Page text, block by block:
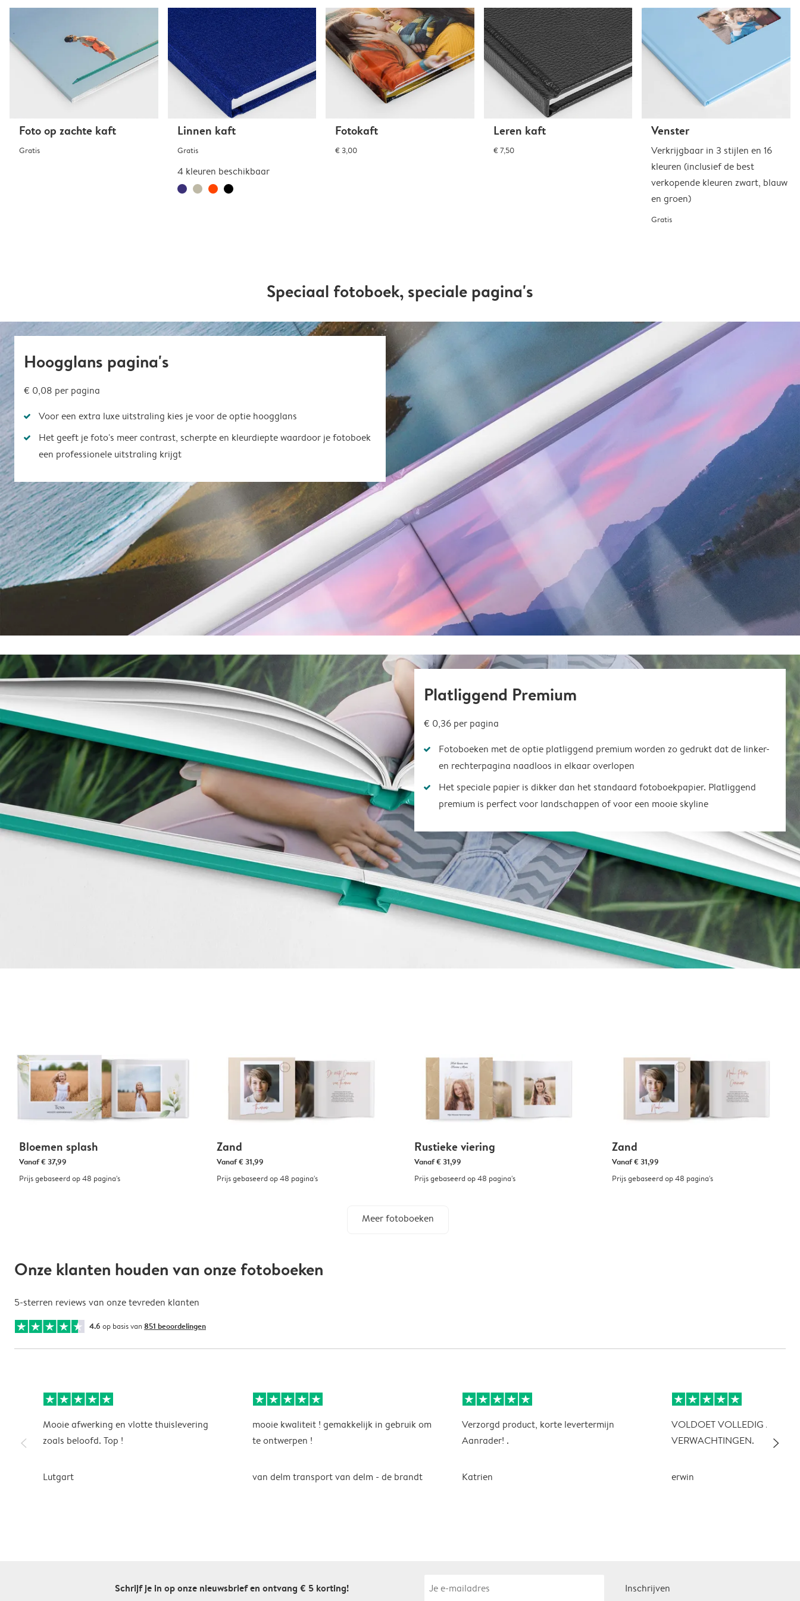
Foto op zachte kaft
Gratis
Linnen kaft
Gratis
4 kleuren beschikbaar
Fotokaft
€ 3,00
Leren kaft
€ 7,50
Venster
Verkrijgbaar in 3 stijlen en 16
kleuren (inclusief de best
verkopende kleuren zwart, blauw
en groen)
Gratis
Speciaal fotoboek, speciale pagina's
Hoogglans pagina's
€ 0,08 per pagina
Voor een extra luxe uitstraling kies je voor de optie hoogglans
Het geeft je foto's meer contrast, scherpte en kleurdiepte waardoor je fotoboek
een professionele uitstraling krijgt
Platliggend Premium
€ 0,36 per pagina
Fotoboeken met de optie platliggend premium worden zo gedrukt dat de linker-
en rechterpagina naadloos in elkaar overlopen
Het speciale papier is dikker dan het standaard fotoboekpapier. Platliggend
premium is perfect voor landschappen of voor een mooie skyline
Bloemen splash
Vanaf€ 37,99
Prijs gebaseerd op 48 pagina's
Zand
Vanaf€ 31,99
Prijs gebaseerd op 48 pagina's
Rustieke viering
Vanaf€ 31,99
Prijs gebaseerd op 48 pagina's
Zand
Vanaf€ 31,99
Prijs gebaseerd op 48 pagina's
Meer fotoboeken
Onze klanten houden van onze fotoboeken
5-sterren reviews van onze tevreden klanten
4.6 op basis van 851 beoordelingen
slim_arrow_left
Mooie afwerking en vlotte thuislevering
zoals beloofd. Top !
Lutgart
mooie kwaliteit ! gemakkelijk in gebruik om
te ontwerpen !
van delm transport van delm - de brandt
Verzorgd product, korte levertermijn
Aanrader! .
Katrien
VOLDOET VOLLEDIG AAN
VERWACHTINGEN.
erwin
slim_arrow_right
Schrijf je in op onze nieuwsbrief en ontvang € 5 korting! Inschrijven